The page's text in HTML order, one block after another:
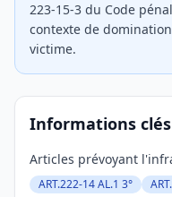
223-15-3 du Code
contexte de
victime.
Informations clés
Articles prévoyant
ART.222-14 AL.1 3°